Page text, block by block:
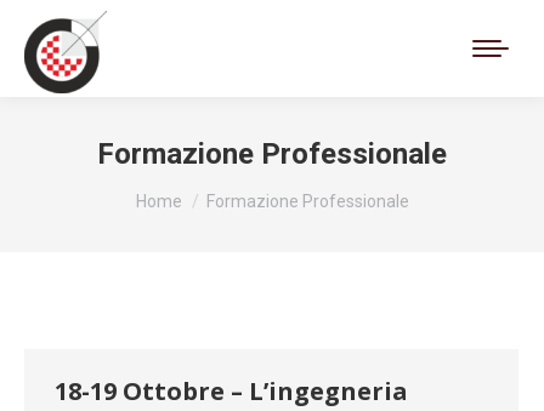
Formazione Professionale
Tu sei qui:
Home Formazione Professionale
18-19 Ottobre – L’ingegneria